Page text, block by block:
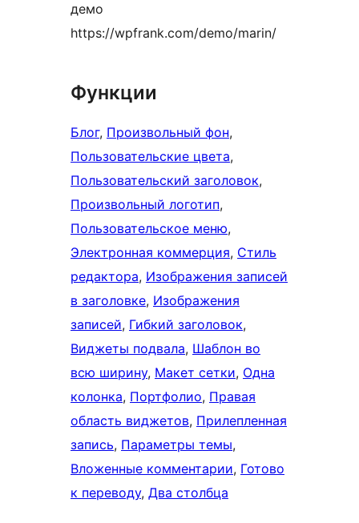
демо
https://wpfrank.com/demo/marin/
Функции
Блог, Произвольный фон
Пользовательские цвета
Пользовательский заголовок
Произвольный логотип
Пользовательское меню
Электронная коммерция, Стиль
редактора, Изображения записей
в заголовке, Изображения
записей, Гибкий заголовок
Виджеты подвала, Шаблон во
всю ширину, Макет сетки, Одна
колонка, Портфолио, Правая
область виджетов, Прилепленная
запись, Параметры темы
Вложенные комментарии, Готово
к переводу, Два столбца